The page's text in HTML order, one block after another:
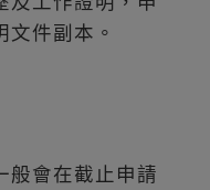
件副本。
般會在截止申請